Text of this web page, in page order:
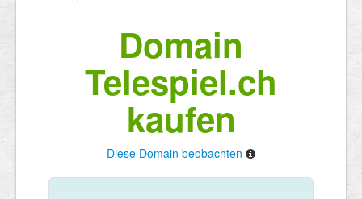
Domain
Telespiel.ch
kaufen
Diese Domain beobachten